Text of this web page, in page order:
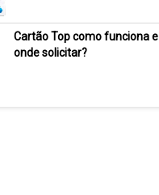
Cartão Top como funciona e
onde solicitar?